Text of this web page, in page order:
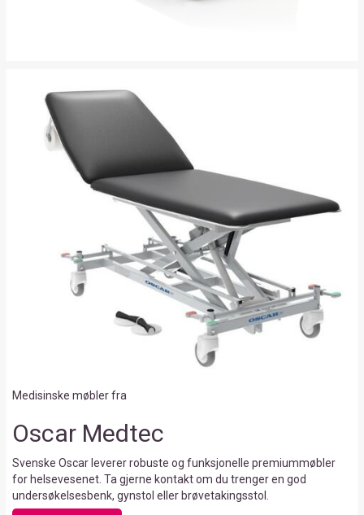
Medisinske møbler fra
Oscar Medtec
Svenske Oscar leverer robuste og funksjonelle premiummøbler
for helsevesenet. Ta gjerne kontakt om du trenger en god
undersøkelsesbenk, gynstol eller brøvetakingsstol.